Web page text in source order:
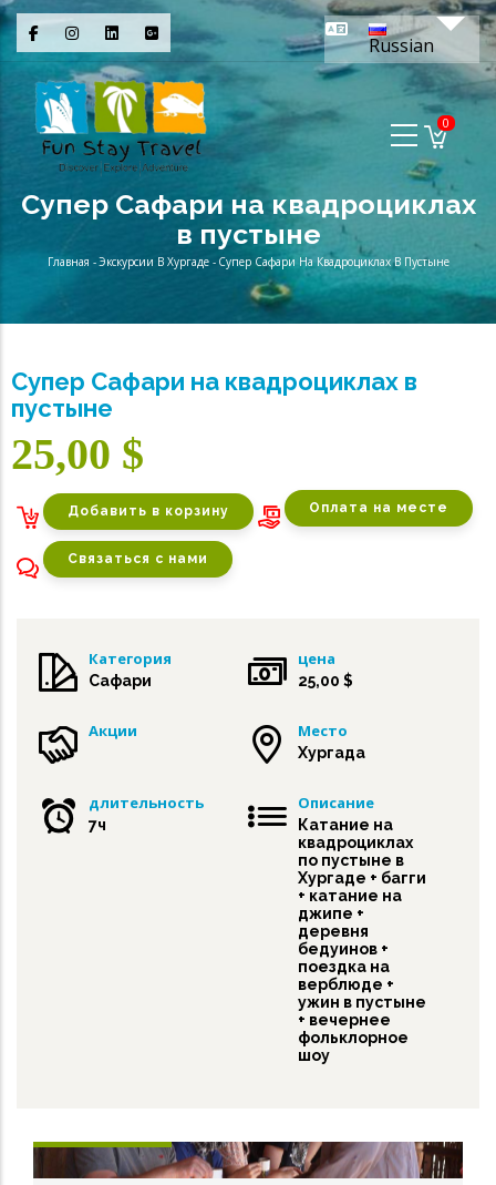
Перейти
основному
содержанию
Russian
0
Супер Сафари на квадроциклах
в пустыне
Строка
навигации
Главная -Экскурсии В Хургаде - Супер Сафари На Квадроциклах В Пустыне
Супер Сафари на квадроциклах в
пустыне
25,00 $
Оплата на месте
Связаться с нами
Категория
Сафари
цена
25,00 $
Акции Место
Хургада
длительность
7ч
Описание
Катание на
квадроциклах
по пустыне в
Хургаде + багги
+ катание на
джипе +
деревня
бедуинов +
поездка на
верблюде +
ужин в пустыне
+ вечернее
фольклорное
шоу